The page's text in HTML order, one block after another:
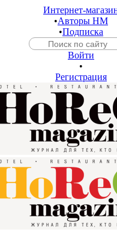
Интернет-
•Авторы HM
•Подписка
Войти
•
Регистрация